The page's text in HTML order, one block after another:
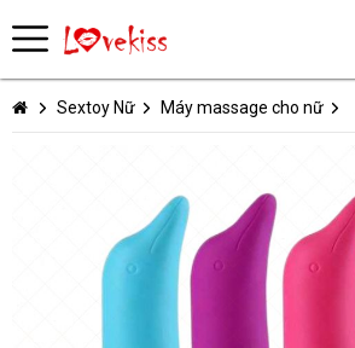
Sextoy Nữ Máy massage cho nữ